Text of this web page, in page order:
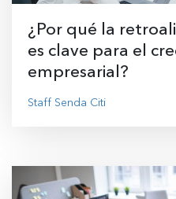
¿Por qué la
es clave para el
empresarial?
Staff Senda Citi